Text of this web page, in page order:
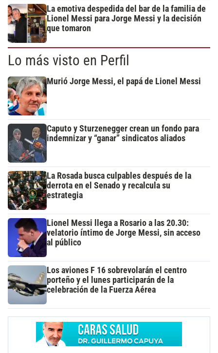
La emotiva despedida del bar de la familia de
Lionel Messi para Jorge Messi y la decisión
que tomaron
Lo más visto en Perfil
Murió Jorge Messi, el papá de Lionel Messi
Caputo y Sturzenegger crean un fondo para
indemnizar y “ganar” sindicatos aliados
La Rosada busca culpables después de la
derrota en el Senado y recalcula su
estrategia
Lionel Messi llega a Rosario a las 20.30:
velatorio íntimo de Jorge Messi, sin acceso
al público
Los aviones F 16 sobrevolarán el centro
porteño y el lunes participarán de la
celebración de la Fuerza Aérea